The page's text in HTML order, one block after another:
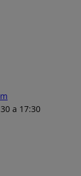
a 17:30